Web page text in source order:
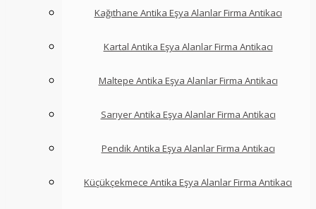
Kağıthane Antika Eşya Alanlar Firma Antikacı
Kartal Antika Eşya Alanlar Firma Antikacı
Maltepe Antika Eşya Alanlar Firma Antikacı
Sarıyer Antika Eşya Alanlar Firma Antikacı
Pendik Antika Eşya Alanlar Firma Antikacı
Küçükçekmece Antika Eşya Alanlar Firma Antikacı